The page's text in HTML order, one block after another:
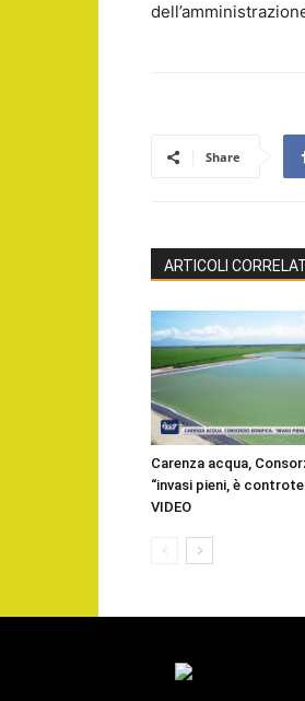
Share
ARTICOLI
Carenza acqua,
“invasi pieni, è
VIDEO